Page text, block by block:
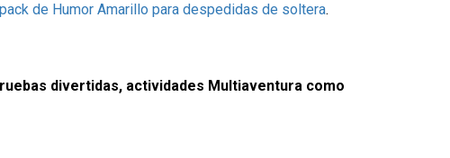
pack de Humor Amarillo para despedidas de soltera.
divertidas, actividades Multiaventura como